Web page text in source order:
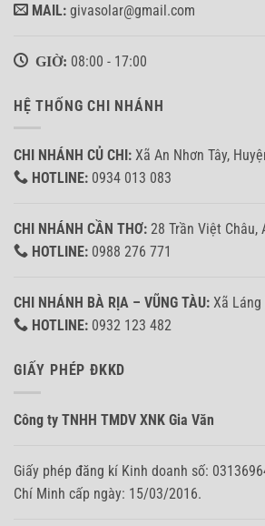
MAIL: givasolar@gmail.com
GIỜ: 08:00 - 17:00
HỆ THỐNG CHI NHÁNH
CHI NHÁNH CỦ CHI: Xã An Nhơn Tây,
HOTLINE: 0934 013 083
CHI NHÁNH CẦN THƠ: 28 Trần Việt Châu,
HOTLINE: 0988 276 771
CHI NHÁNH BÀ RỊA – VŨNG TÀU: Xã
HOTLINE: 0932 123 482
GIẤY PHÉP ĐKKD
Công ty TNHH TMDV XNK Gia Văn
Giấy phép đăng kí Kinh doanh số:
Chí Minh cấp ngày: 15/03/2016.